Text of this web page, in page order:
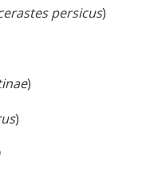
persicus)
)
)